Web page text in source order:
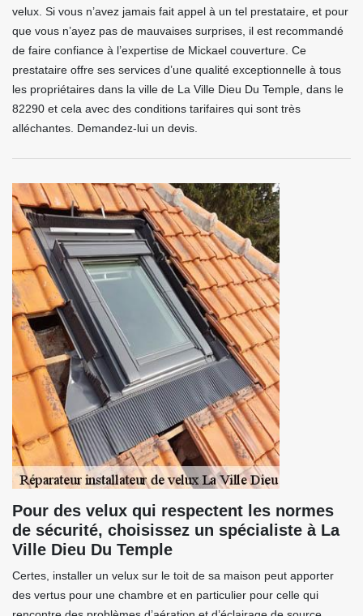
velux. Si vous n’avez jamais fait appel à un tel prestataire, et pour
que vous n’ayez pas de mauvaises surprises, il est recommandé
de faire confiance à l’expertise de Mickael couverture. Ce
prestataire offre ses services d’une qualité exceptionnelle à tous
les propriétaires dans la ville de La Ville Dieu Du Temple, dans le
82290 et cela avec des conditions tarifaires qui sont très
alléchantes. Demandez-lui un devis.
Pour des velux qui respectent les normes
de sécurité, choisissez un spécialiste à La
Ville Dieu Du Temple
Certes, installer un velux sur le toit de sa maison peut apporter
des vertus pour une chambre et en particulier pour celle qui